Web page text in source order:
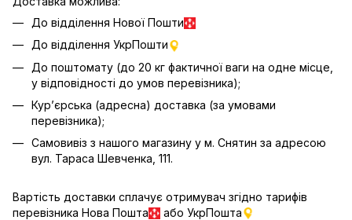
До відділення Нової Пошти
До відділення УкрПошти
До поштомату (до 20 кг фактичної ваги на одне місце,
у відповідності до умов перевізника);
Кур’єрська (адресна) доставка (за умовами
перевізника);
Самовивіз з нашого магазину у м. Снятин за адресою
вул. Тараса Шевченка, 111.
Вартість доставки сплачує отримувач згідно тарифів
перевізника Нова Пошта
або УкрПошта